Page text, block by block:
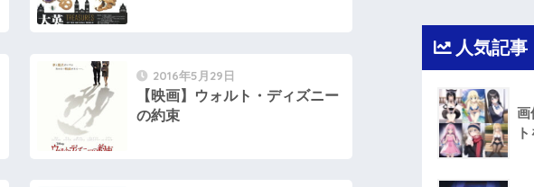
2016年5月29日
【映画】ウォルト・ディズニー
の約束
人気記事
画